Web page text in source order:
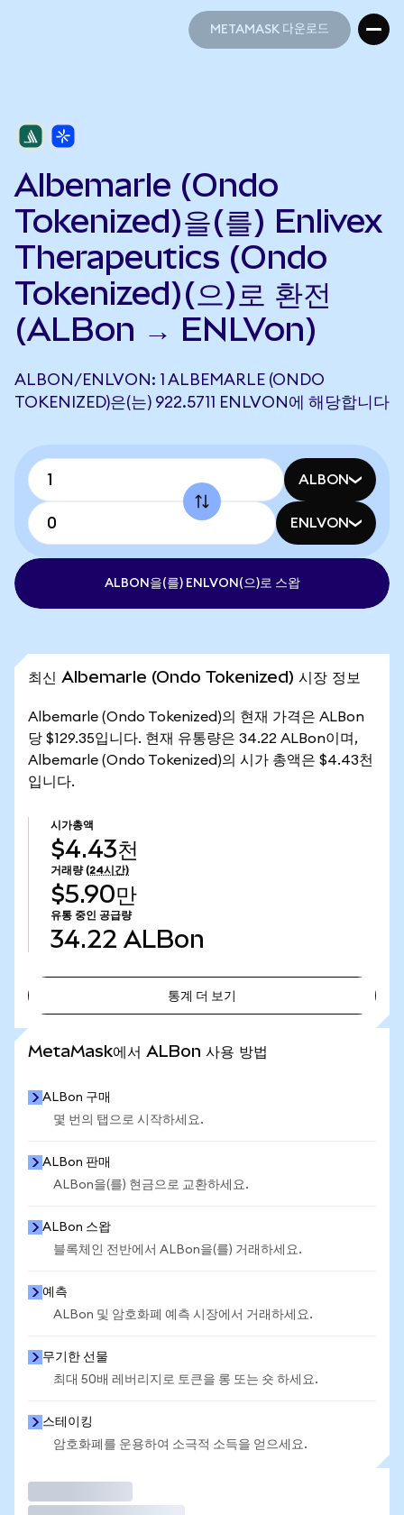
METAMASK 다운로드
Albemarle (Ondo
Tokenized)을(를) Enlivex
Therapeutics (Ondo
Tokenized)(으)로 환전
(ALBon → ENLVon)
ALBON/ENLVON: 1 ALBEMARLE (ONDO
TOKENIZED)은(는) 922.5711 ENLVON에 해당합니다
ALBON
ENLVON
ALBON을(를) ENLVON(으)로 스왑
최신 Albemarle (Ondo Tokenized) 시장 정보
Albemarle (Ondo Tokenized)의 현재 가격은 ALBon
당 $129.35입니다. 현재 유통량은 34.22 ALBon이며,
Albemarle (Ondo Tokenized)의 시가 총액은 $4.43천
입니다.
시가총액
$4.43천
거래량 (24시간)
$5.90만
유통 중인 공급량
34.22 ALBon
통계 더 보기
MetaMask에서 ALBon 사용 방법
ALBon 구매
몇 번의 탭으로 시작하세요.
ALBon 판매
ALBon을(를) 현금으로 교환하세요.
ALBon 스왑
블록체인 전반에서 ALBon을(를) 거래하세요.
예측
ALBon 및 암호화폐 예측 시장에서 거래하세요.
무기한 선물
최대 50배 레버리지로 토큰을 롱 또는 숏 하세요.
스테이킹
암호화폐를 운용하여 소극적 소득을 얻으세요.